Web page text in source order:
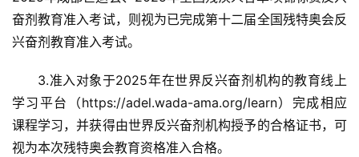
奋剂教育准入考试，则视为已完成第十二届全国残特奥会反
兴奋剂教育准入考试。
3.准入对象于2025年在世界反兴奋剂机构的教育线上
学习平台（https://adel.wada-ama.org/learn）完成相应
课程学习，并获得由世界反兴奋剂机构授予的合格证书，可
视为本次残特奥会教育资格准入合格。